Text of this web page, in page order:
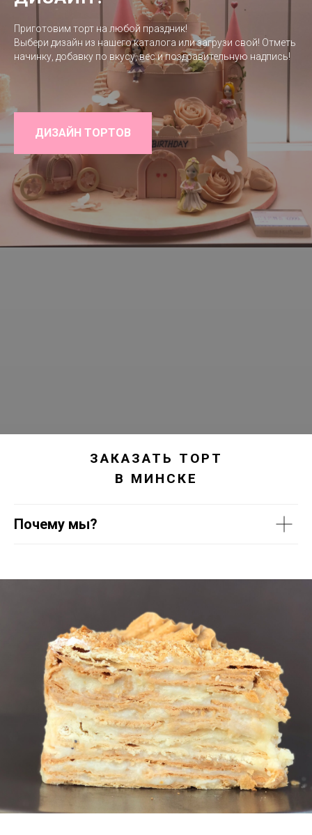
Приготовим торт на любой праздник!
Выбери дизайн из нашего каталога или загрузи свой! Отметь
начинку, добавку по вкусу, вес и поздравительную надпись!
ДИЗАЙН ТОРТОВ
ЗАКАЗАТЬ ТОРТ
В МИНСКЕ
Почему мы?